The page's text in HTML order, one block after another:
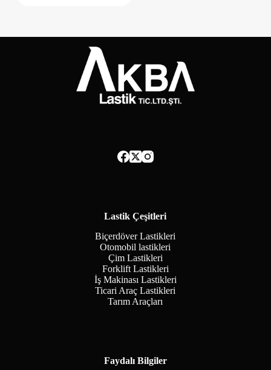
Lastik Çeşitleri
Biçerdöver Lastikleri
Otomobil lastikleri
Çim Lastikleri
Forklift Lastikleri
İş Makinası Lastikleri
Ticari Araç Lastikleri
Tarım Araçları
Faydalı Bilgiler